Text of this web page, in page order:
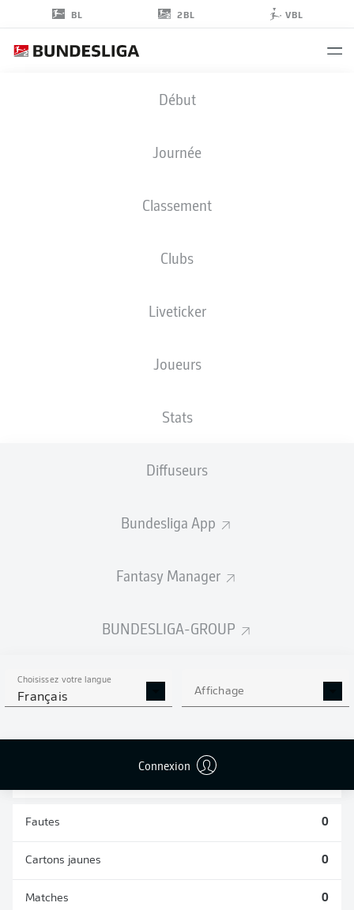
BL 2BL VBL
Début
Journée
Classement
Clubs
Liveticker
Joueurs
Stats
Diffuseurs
Bundesliga App
Fantasy Manager
BUNDESLIGA-GROUP
Choisissez votre langue
Français Affichage
Connexion
STATS DE LA SAISON
2022/2023
0 0
Fautes 0
Cartons jaunes 0
Matches 0